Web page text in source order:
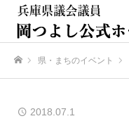
県・まちのイベント
2018.07.1